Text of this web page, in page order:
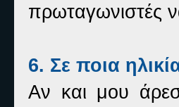
πρωταγωνιστές
6. Σε ποια
Αν και μου